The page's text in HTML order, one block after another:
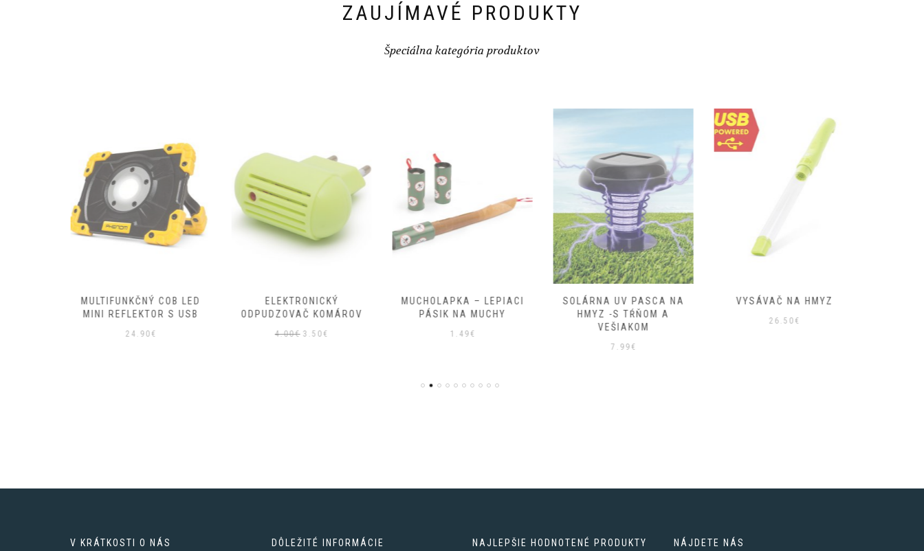
ZAUJÍMAVÉ PRODUKTY
Špeciálna kategória produktov
MULTIFUNKČNÝ COB LED
MINI REFLEKTOR S USB
24.90€
ELEKTRONICKÝ
ODPUDZOVAČ KOMÁROV
4.00€ Pôvodná
3.50€
MUCHOLAPKA – LEPIACI
PÁSIK NA MUCHY
1.49€
SOLÁRNA UV PASCA NA
HMYZ -S TŔŇOM A
VEŠIAKOM
7.99€
VYSÁVAČ NA HMYZ
26.50€
V KRÁTKOSTI O NÁS DÔLEŽITÉ INFORMÁCIE NAJLEPŠIE HODNOTENÉ PRODUKTY NÁJDETE NÁS